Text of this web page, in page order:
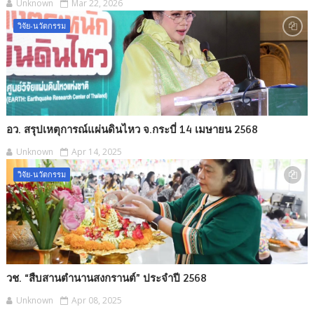
Unknown Mar 22, 2026
วิจัย-นวัตกรรม
อว. สรุปเหตุการณ์แผ่นดินไหว จ.กระบี่ 14 เมษายน 2568
Unknown Apr 14, 2025
วิจัย-นวัตกรรม
วช. “สืบสานตำนานสงกรานต์” ประจำปี 2568
Unknown Apr 08, 2025